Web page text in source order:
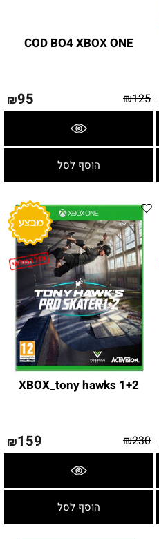
COD BO4 XBOX ONE
₪125
₪95
הוסף לסל
XBOX_tony hawks 1+2
₪230
₪159
הוסף לסל